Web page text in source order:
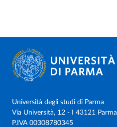
Università degli studi di Parma
Via Università, 12 - I 43121 Parma
P.IVA 00308780345